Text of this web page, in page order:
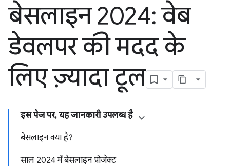
बेसलाइन 2024: वेब
डेवलपर की मदद के
लिए ज़्यादा टूल
इस पेज पर, यह जानकारी उपलब्ध है
बेसलाइन क्या है?
साल 2024 में बेसलाइन प्रोजेक्ट